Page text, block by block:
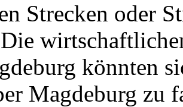
Strecken oder
könnten
Magdeburg zu